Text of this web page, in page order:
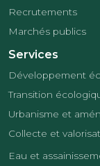
Recrutements
Marchés publics
Services
Développement
Transition
Urbanisme et
Collecte et
Eau et